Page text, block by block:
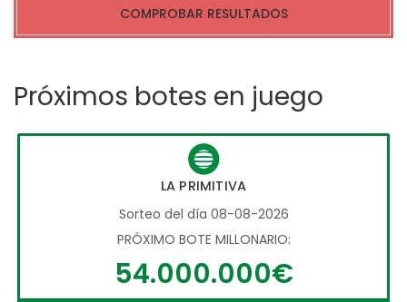
COMPROBAR RESULTADOS
Próximos botes en juego
LA PRIMITIVA
Sorteo del día 08-08-2026
PRÓXIMO BOTE MILLONARIO:
54.000.000€